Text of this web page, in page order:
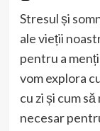
Stresul și
ale vieții
pentru a
vom explora
cu zi și cum
necesar